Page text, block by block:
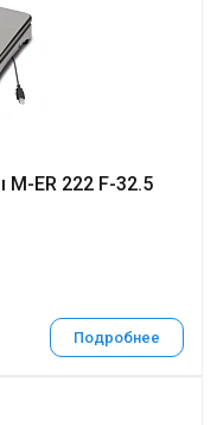
ER 222 F-32.5
Подробнее